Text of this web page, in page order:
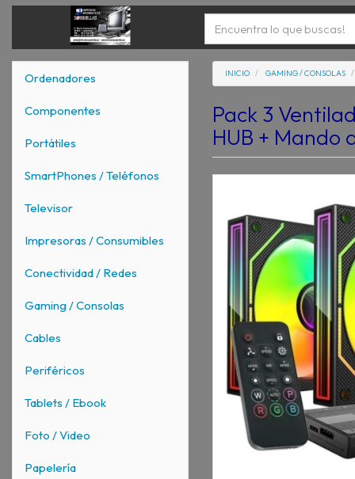
Ordenadores
Componentes
Portátiles
SmartPhones / Teléfonos
Televisor
Impresoras / Consumibles
Conectividad / Redes
Gaming / Consolas
Cables
Periféricos
Tablets / Ebook
Foto / Video
Papelería
INICIO GAMING / CONSOLAS
Pack 3
HUB + Mando